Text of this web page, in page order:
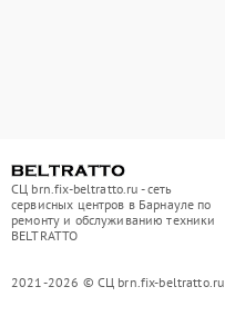
СЦ brn.fix-beltratto.ru - сеть
сервисных центров в Барнауле по
ремонту и обслуживанию техники
BELTRATTO
2021-2026 © СЦ brn.fix-beltratto.ru